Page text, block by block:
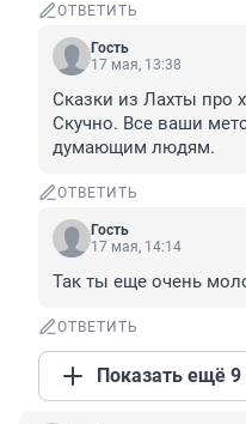
ОТВЕТИТЬ
Гость
17 мая, 13:38
Сказки из Лахты про
Скучно. Все ваши
думающим людям.
ОТВЕТИТЬ
Гость
17 мая, 14:14
Так ты еще очень
ОТВЕТИТЬ
Показать ещё 9